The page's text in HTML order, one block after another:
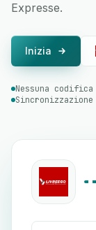
Expresse.
Inizia
Nessuna
Sincronizzazione